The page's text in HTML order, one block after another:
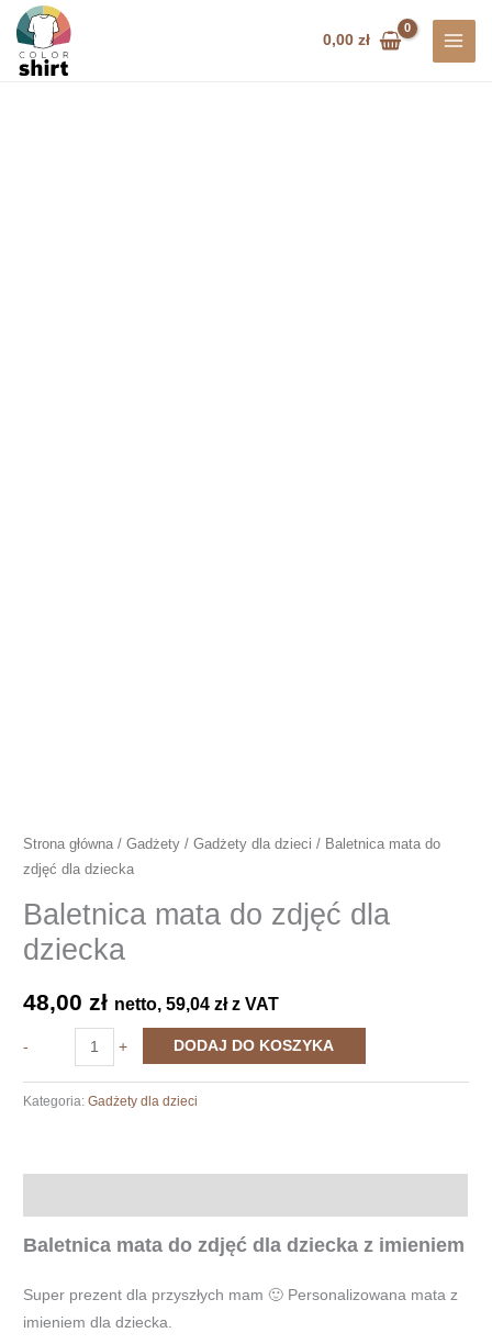
Przejdź
treści
0,00zł
Strona główna /Gadżety /Gadżety dla dzieci / Baletnica mata do
zdjęć dla dziecka
Baletnica mata do zdjęć dla
dziecka
48,00zł netto,59,04złz VAT
-
Baletnica
mata
dla
+ DODAJ DO KOSZYKA
Kategoria:Gadżety dla dzieci
Baletnica mata do zdjęć dla dziecka z imieniem
Super prezent dla przyszłych mam 🙂 Personalizowana mata z
imieniem dla dziecka.